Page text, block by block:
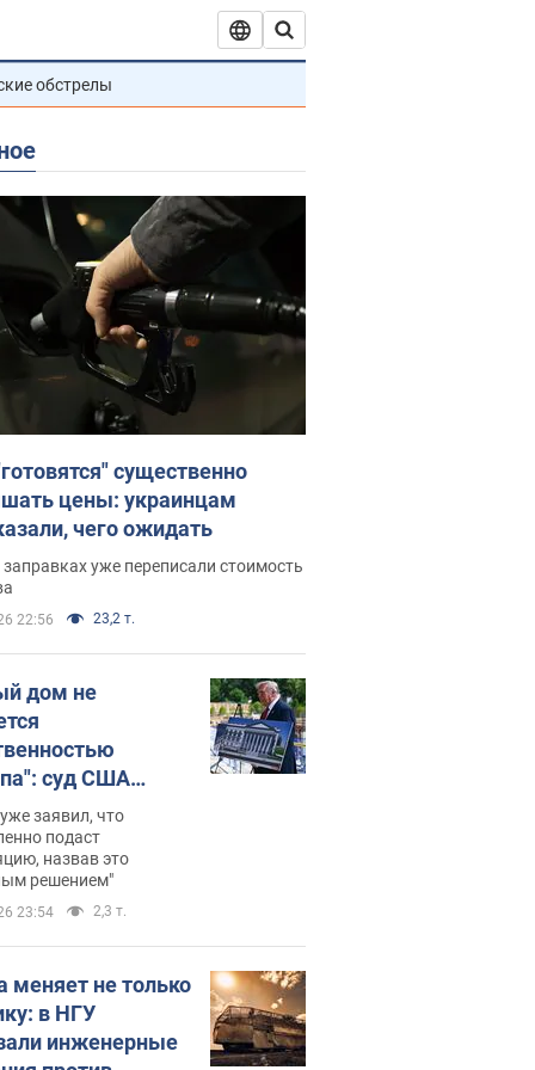
обстрелы
существенно
цены: украинцам
чего ожидать
уже переписали стоимость
22:56 23,2 т.
дом не
суд США
зала
400 млн
заявил, что
подаст
назвав это
решением"
23:54 2,3 т.
меняет не только
в НГУ
инженерные